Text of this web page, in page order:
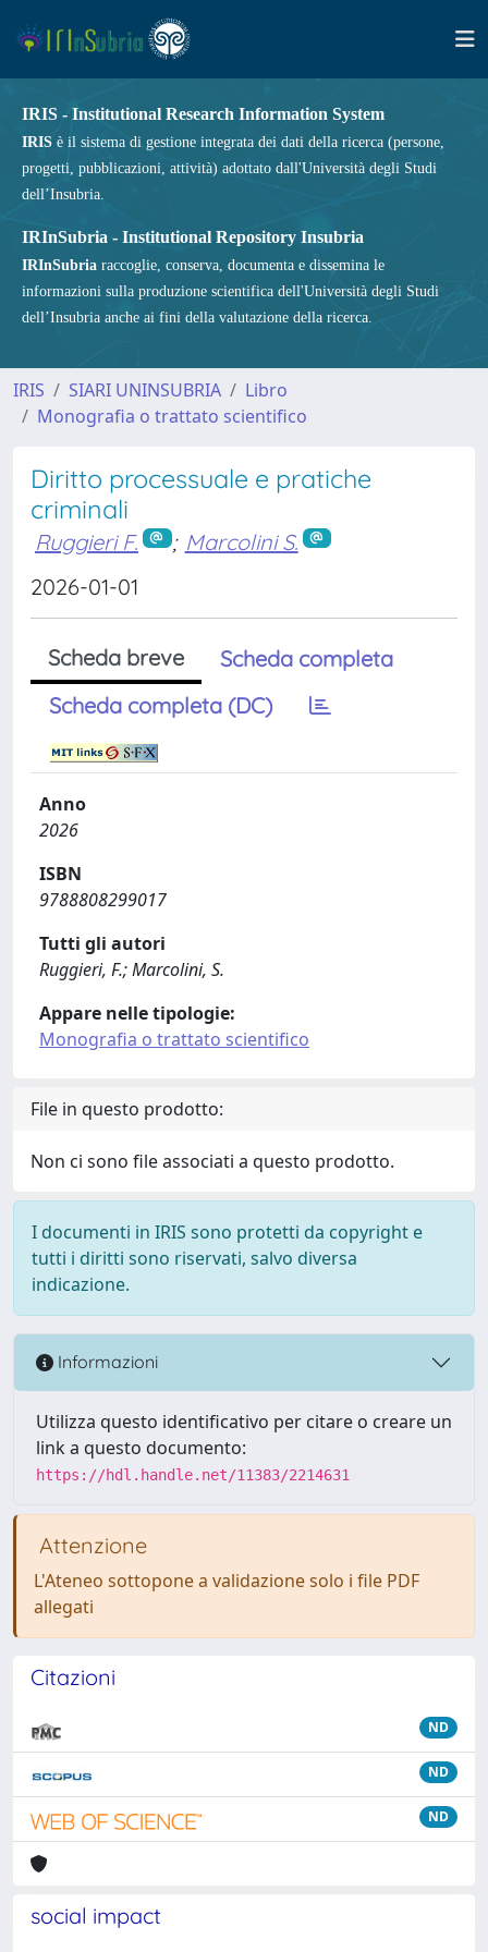
IRIS - Institutional Research Information System
IRIS è il sistema di gestione integrata dei dati della ricerca (persone,
progetti, pubblicazioni, attività) adottato dall'Università degli Studi
dell’Insubria.
IRInSubria - Institutional Repository Insubria
IRInSubria raccoglie, conserva, documenta e dissemina le
informazioni sulla produzione scientifica dell'Università degli Studi
dell’Insubria anche ai fini della valutazione della ricerca.
IRIS SIARI UNINSUBRIA
Libro
Monografia o trattato scientifico
Diritto processuale e pratiche
criminali
Ruggieri F. ; Marcolini S.
2026-01-01
Scheda breve
Scheda completa
Scheda completa (DC)
Anno
2026
ISBN
9788808299017
Tutti gli autori
Ruggieri, F.; Marcolini, S.
Appare nelle tipologie:
Monografia o trattato scientifico
File in questo prodotto:
Non ci sono file associati a questo prodotto.
I documenti in IRIS sono protetti da copyright e
tutti i diritti sono riservati, salvo diversa
indicazione.
Informazioni
Utilizza questo identificativo per citare o creare un
link a questo documento:
https://hdl.handle.net/11383/2214631
Attenzione
L'Ateneo sottopone a validazione solo i file PDF
allegati
Citazioni
ND
ND
ND
social impact